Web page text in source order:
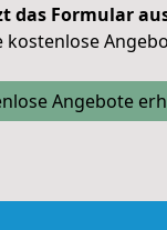
das Formular
kostenlose
Angebote